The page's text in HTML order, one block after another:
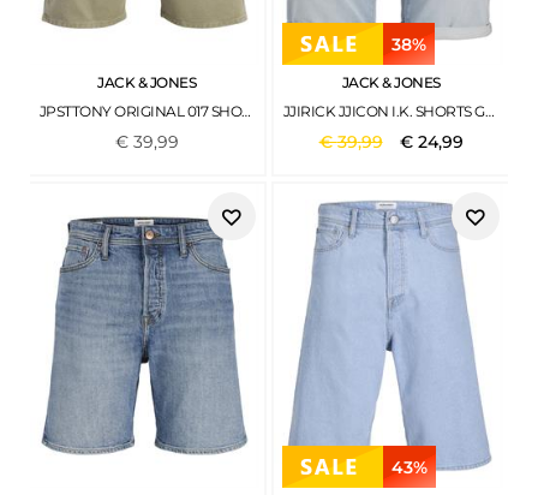
JACK & JONES
JPSTTONY ORIGINAL 017 SHORTS MID SN ALOE
€ 39,99
38%
JACK & JONES
JJIRICK JJICON I.K. SHORTS GE 118 SN BLUE DENIM
€39,99 € 24,99
43%